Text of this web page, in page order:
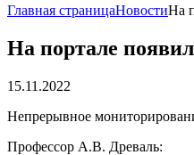
Главная страницаНовостиНа
На портале
15.11.2022
Непрерывное
Профессор А.В. Древаль: